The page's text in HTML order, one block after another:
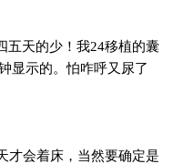
五天的少！我24移植的囊
显示的。怕咋呼又尿了
才会着床，当然要确定是